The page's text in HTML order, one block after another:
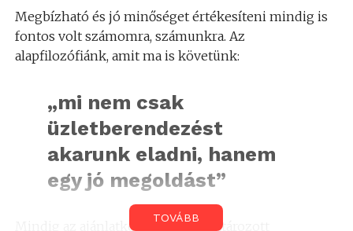
Megbízható és jó minőséget értékesíteni mindig is
fontos volt számomra, számunkra. Az
alapfilozófiánk, amit ma is követünk:
„mi nem csak
üzletberendezést
akarunk eladni, hanem
egy jó megoldást”
Mindig az ajánlatkérő által meghatározott
TOVÁBB